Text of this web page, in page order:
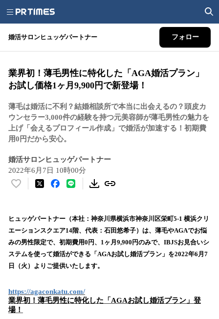
婚活サロンヒュッゲパートナー フォロー
業界初！薄毛男性に特化した「AGA婚活プラン」
お試し価格1ヶ月9,900円で新登場！
薄毛は婚活に不利？結婚相談所で本当に出会えるの？頭皮カ
ウンセラー3,000件の経験を持つ元美容師が薄毛男性の魅力を
上げ「会えるプロフィール作成」で婚活が加速する！初期費
用0円だから安心。
婚活サロンヒュッゲパートナー
2022年6月7日 10時00分
い
！
数
を
読
込
中
で
す
ヒュッゲパートナー（本社：神奈川県横浜市神奈川区栄町5-1 横浜クリ
エーションスクエア14階、代表：石田悠希子）は、薄毛やAGAでお悩
みの男性限定で、初期費用0円、1ヶ月9,900円のみで、IBJSお見合いシ
ステムを使って婚活ができる「AGAお試し婚活プラン」を2022年6月7
日（火）よりご提供いたします。
https://agaconkatu.com/
業界初！薄毛男性に特化した「AGAお試し婚活プラン」登
場！